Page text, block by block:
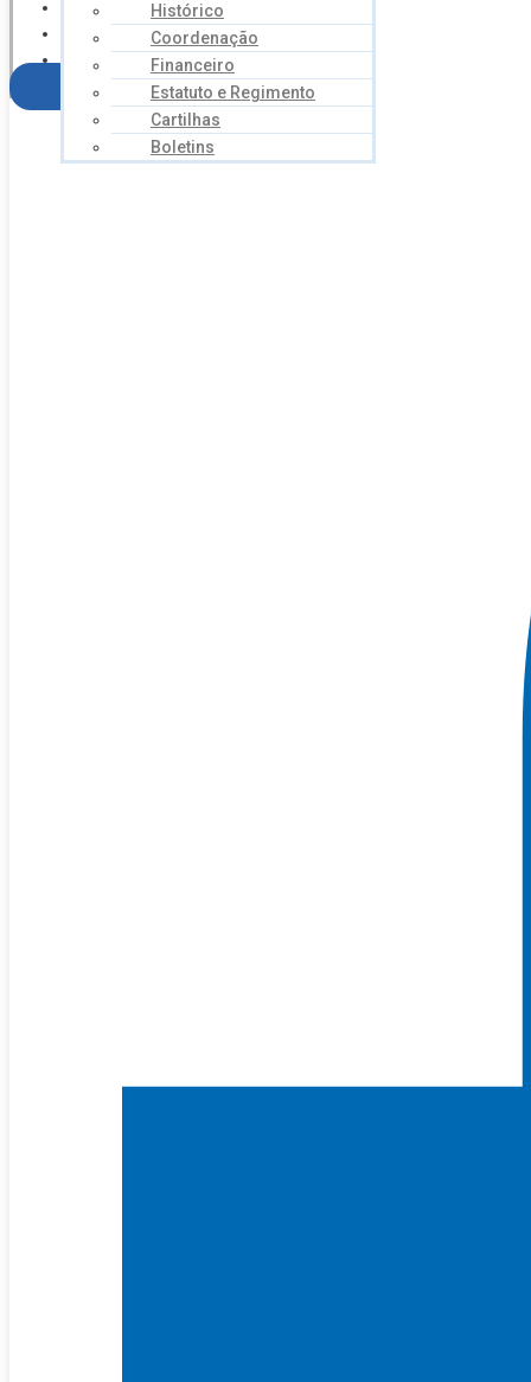
Histórico
Coordenação
Financeiro
Estatuto e Regimento
Cartilhas
Boletins
NOTÍCIAS
SERVIÇOS
AGENDA
CONTATO
FILIE-SE